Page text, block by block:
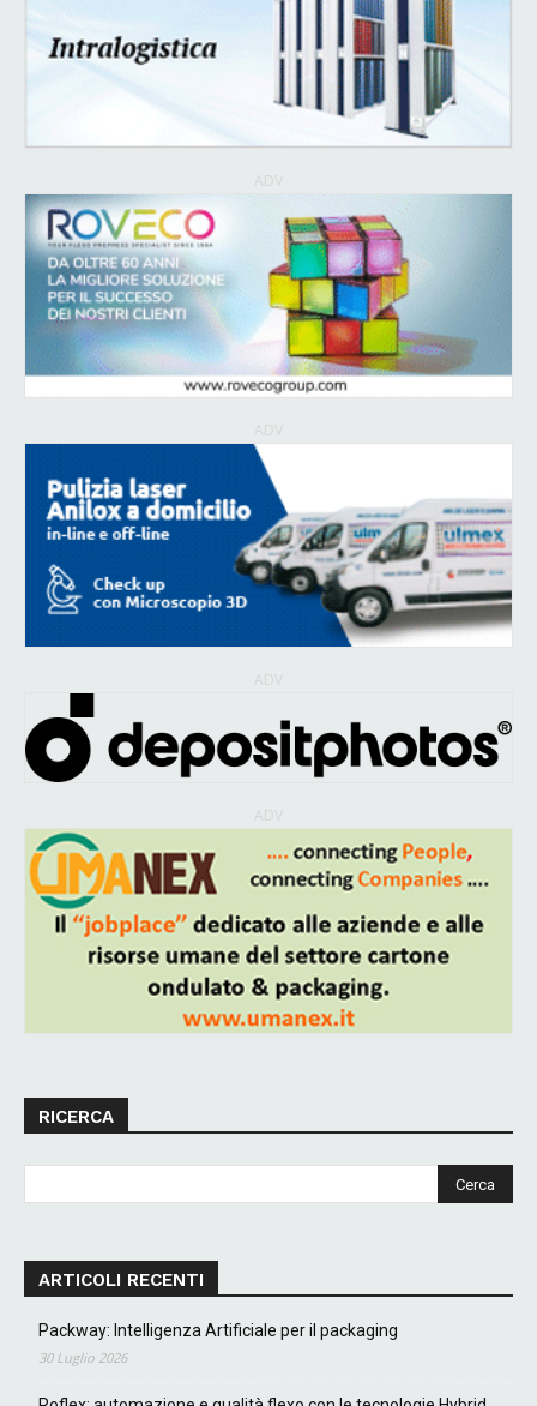
RICERCA
ARTICOLI RECENTI
Packway: Intelligenza Artificiale per il packaging
30 Luglio 2026